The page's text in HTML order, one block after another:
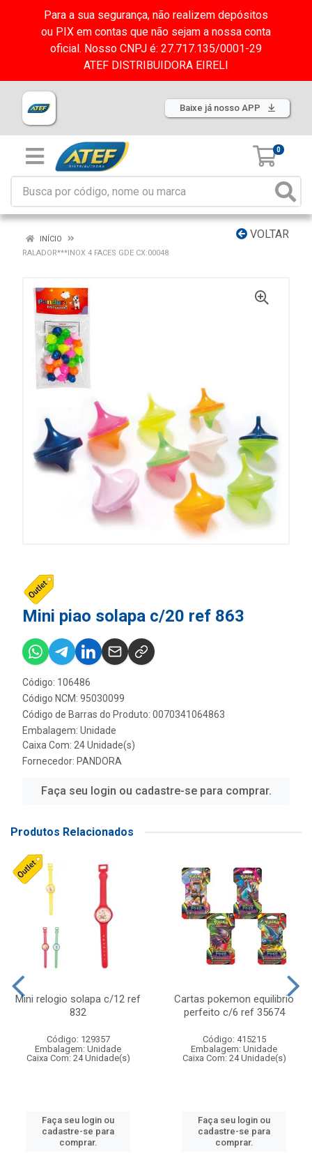
Para a sua segurança, não realizem depósitos
ou PIX em contas que não sejam a nossa conta
oficial. Nosso CNPJ é: 27.717.135/0001-29
ATEF DISTRIBUIDORA EIRELI
Baixe já nosso APP
0
VOLTAR
INÍCIO
RALADOR***INOX 4 FACES GDE CX:00048
Mini piao solapa c/20 ref 863
Código: 106486
Código NCM: 95030099
Código de Barras do Produto: 0070341064863
Embalagem: Unidade
Caixa Com: 24 Unidade(s)
Fornecedor: PANDORA
Faça seu login ou cadastre-se para comprar.
Produtos Relacionados
Mini relogio solapa c/12 ref
832
Código: 129357
Embalagem: Unidade
Caixa Com: 24 Unidade(s)
Faça seu login ou
cadastre-se para
comprar.
Cartas pokemon equilibrio
perfeito c/6 ref 35674
Código: 415215
Embalagem: Unidade
Caixa Com: 24 Unidade(s)
Faça seu login ou
cadastre-se para
comprar.